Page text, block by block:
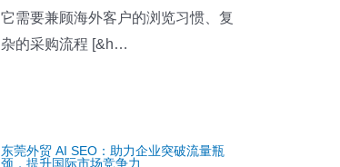
它需要兼顾海外客户的浏览习惯、复
杂的采购流程 [&h…
东莞外贸 AI SEO：助力企业突破流量瓶
颈，提升国际市场竞争力